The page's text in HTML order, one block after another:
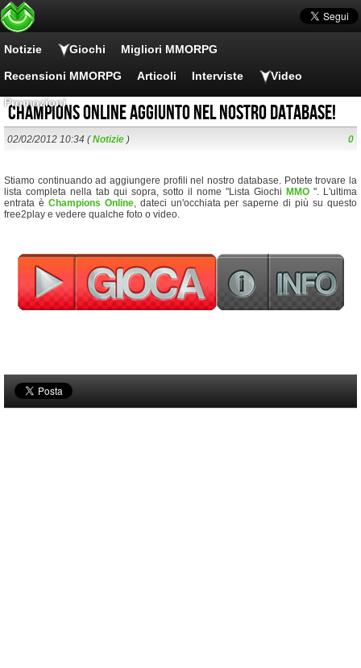
Notizie Giochi Migliori MMORPG
Recensioni MMORPG Articoli Interviste Video
Promozioni
Champions Online aggiunto nel nostro database!
02/02/2012 10:34 (Notizie ) 0
Stiamo continuando ad aggiungere profili nel nostro database. Potete trovare la
lista completa nella tab qui sopra, sotto il nome "Lista Giochi MMO ". L'ultima
entrata è Champions Online, dateci un'occhiata per saperne di più su questo
free2play e vedere qualche foto o video.